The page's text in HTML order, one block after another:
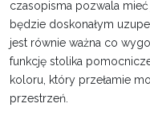
czasopisma pozwala
będzie doskonałym
jest równie ważna co
funkcję stolika
koloru, który przełamie
przestrzeń.